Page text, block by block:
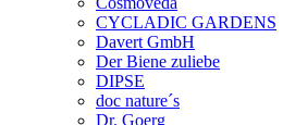
CYCLADIC GARDENS
Davert GmbH
Der Biene zuliebe
DIPSE
doc nature´s
Dr. Goerg